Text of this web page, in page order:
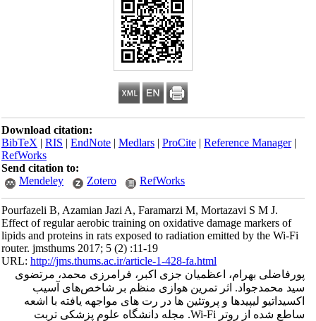
Download citation:
BibTeX|RIS|EndNote| Medlars| ProCite|Reference
RefWorks
Send citation to:
Mendeley
Zotero RefWorks
Pourfazeli B, Azamian Jazi A, Faramarzi M, Mortazavi S M J.
Effect of regular aerobic training on oxidative damage
lipids and proteins in rats exposed to radiation emitted by the
router. jmsthums 2017; 5 (2) :11-19
URL:http://jms.thums.ac.ir/article-1-428-fa.html
بهرام، اعظمیان جزی اکبر، فرامرزی محمد، مرتضوی
اثر تمرین هوازی منظم بر شاخص‌های آسیب
لیپیدها و پروتئین ها در رت های مواجهه یافته با اشعه
ساطع شده از روتر Wi-Fi. مجله دانشگاه علوم پزشکی تربت